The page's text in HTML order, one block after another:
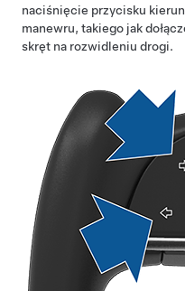
naciśnięcie przycisku
manewru, takiego jak
skręt na rozwidleniu drogi.